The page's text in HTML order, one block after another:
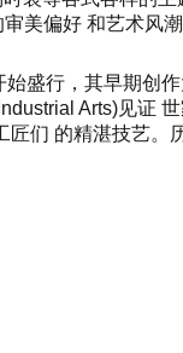
美偏好 和艺术风潮
盛行，其早期创
Arts)见证
们 的精湛技艺。